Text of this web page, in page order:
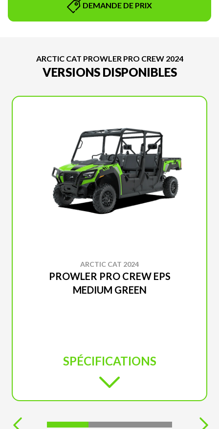
DEMANDE DE PRIX
ARCTIC CAT PROWLER PRO CREW 2024
VERSIONS DISPONIBLES
ARCTIC CAT 2024
PROWLER PRO CREW EPS
MEDIUM GREEN
SPÉCIFICATIONS